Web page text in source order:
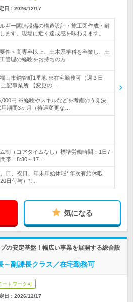
日： 2026/12/17
ギー関連設備の構造設計・施工図作成・耐
ます。現場に近く達成感を味わえます。
件＞高専卒以上、土木系学科を卒業し、土
管理の経験をお持ちの方
山市鋼管町1番地 ※在宅勤務可（週３日
記事業所 【変更の…
円 ※経験やスキルなどを考慮のうえ決
期間3ヶ月（待遇変更な…
制（コアタイムなし）標準労働時間：1日7
帯：8:30～17…
日、祝日、年末年始休暇* 年次有給休暇
日付与）*…
気になる
の安定基盤！幅広い事業を展開する総合設
副課長クラス／在宅勤務可
ートワーク可
日： 2026/12/17